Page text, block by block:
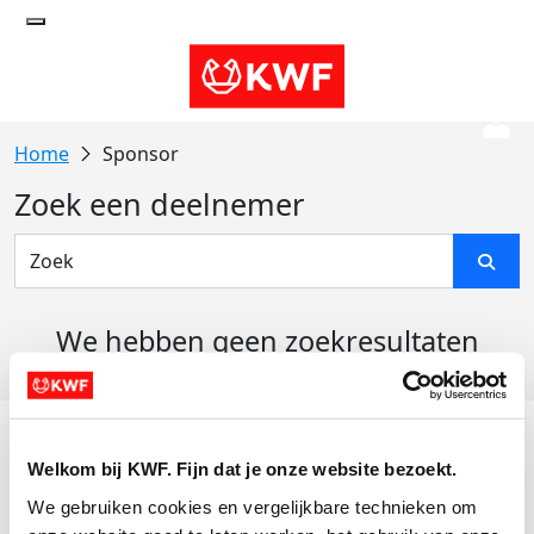
Welkom bij KWF. Fijn dat je onze website bezoekt.
We gebruiken cookies en vergelijkbare technieken om
Sponsor
Zoek een deelnemer
We hebben geen zoekresultaten
Actiematerialen
Evenementen